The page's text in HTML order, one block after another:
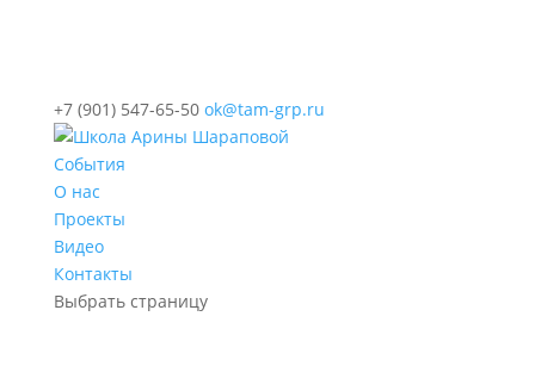
+7 (901) 547-65-50 ok@tam-grp.ru
События
О нас
Проекты
Видео
Контакты
Выбрать страницу